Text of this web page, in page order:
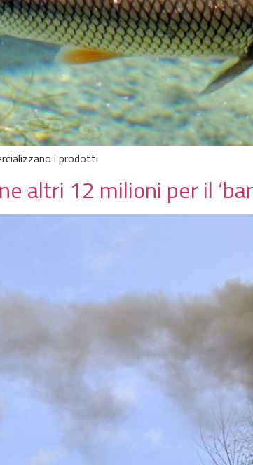
i prodotti
altri 12 milioni per il